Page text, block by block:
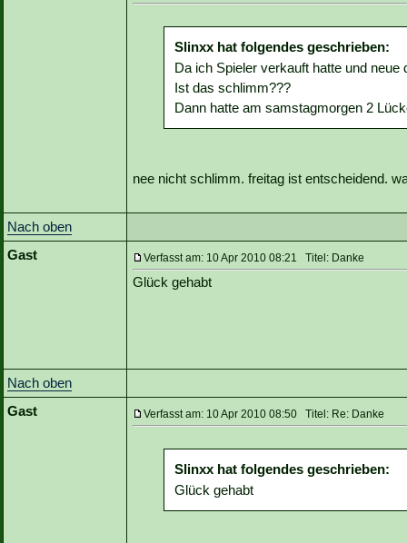
Slinxx hat folgendes geschrieben:
Da ich Spieler verkauft hatte und neue
Ist das schlimm???
Dann hatte am samstagmorgen 2
nee nicht schlimm. freitag ist entscheidend.
Nach oben
Gast
Verfasst am: 10 Apr 2010 08:21 Titel: Danke
Glück gehabt
Nach oben
Gast
Verfasst am: 10 Apr 2010 08:50 Titel: Re: Danke
Slinxx hat folgendes geschrieben:
Glück gehabt